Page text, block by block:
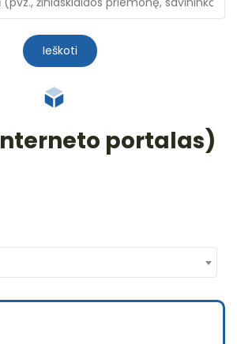
Ieškoti
portalas)